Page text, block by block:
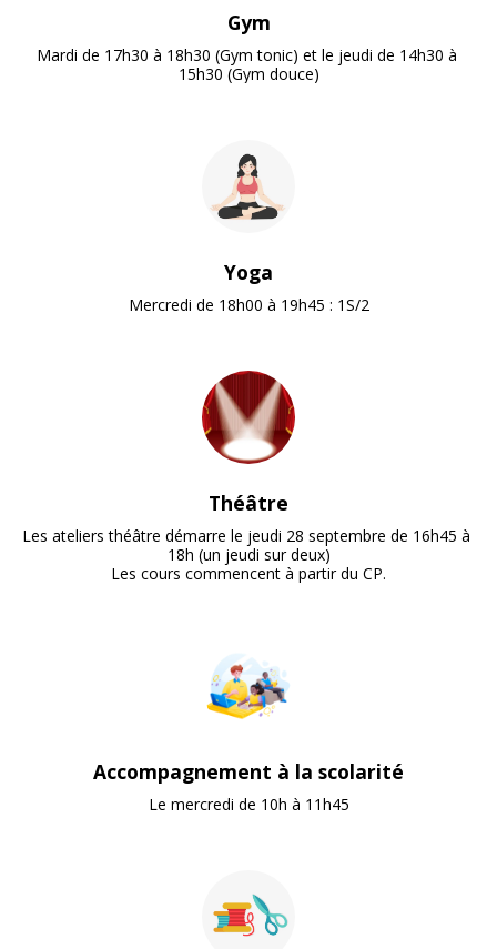
Gym
Mardi de 17h30 à 18h30 (Gym tonic) et le jeudi de 14h30 à
15h30 (Gym douce)
Yoga
Mercredi de 18h00 à 19h45 : 1S/2
Théâtre
Les ateliers théâtre démarre le jeudi 28 septembre de 16h45 à
18h (un jeudi sur deux)
Les cours commencent à partir du CP.
Accompagnement à la scolarité
Le mercredi de 10h à 11h45